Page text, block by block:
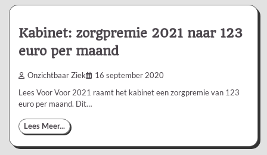
Kabinet: zorgpremie 2021 naar 123
euro per maand
Onzichtbaar Ziek 16 september 2020
Lees Voor Voor 2021 raamt het kabinet een zorgpremie van 123
euro per maand. Dit…
Lees Meer...